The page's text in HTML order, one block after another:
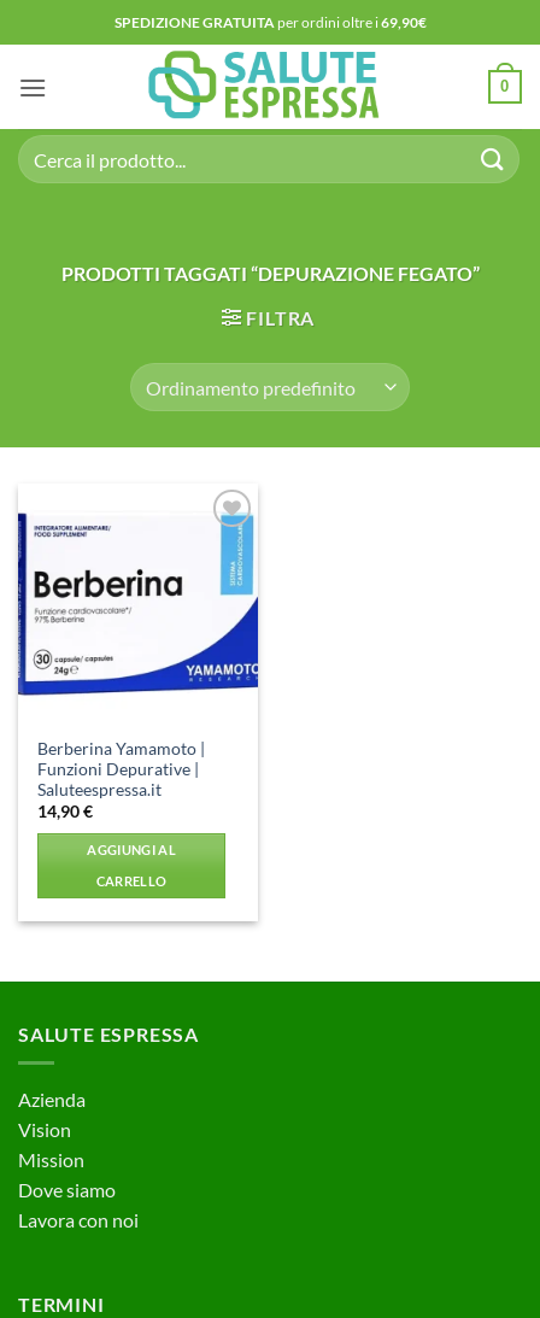
ai
contenuti
SPEDIZIONE GRATUITAper ordini oltre i69,90€
0
Cerca:
PRODOTTI TAGGATI “DEPURAZIONE FEGATO”
FILTRA
Aggiungi
alla lista
desideri
Berberina Yamamoto |
Funzioni Depurative |
Saluteespressa.it
14,90€
AGGIUNGI AL
CARRELLO
SALUTE ESPRESSA
Azienda
Vision
Mission
Dove siamo
Lavora con noi
TERMINI